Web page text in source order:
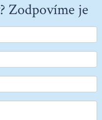
Zodpovíme je